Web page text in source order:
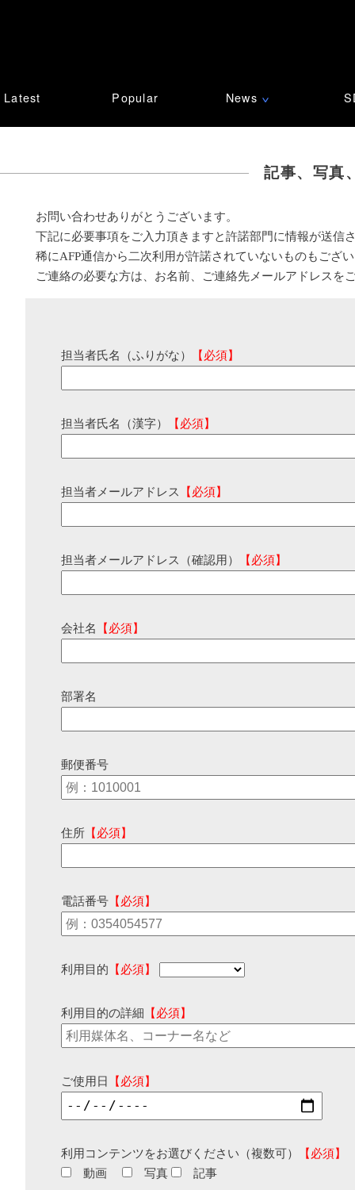
Latest Popular News ∨
記事、写真
お問い合わせありがとうございます。
下記に必要事項をご入力頂きますと許諾部門に情報が送信
稀にAFP通信から二次利用が許諾されていないものもござ
ご連絡の必要な方は、お名前、ご連絡先メールアドレスを
担当者氏名（ふりがな） 【必須】
担当者氏名（漢字） 【必須】
担当者メールアドレス 【必須】
担当者メールアドレス（確認用） 【必須】
会社名 【必須】
部署名
郵便番号
住所 【必須】
電話番号 【必須】
利用目的 【必須】
利用目的の詳細 【必須】
ご使用日 【必須】
利用コンテンツをお選びください（複数可）
【必須】
動画
写真 記事